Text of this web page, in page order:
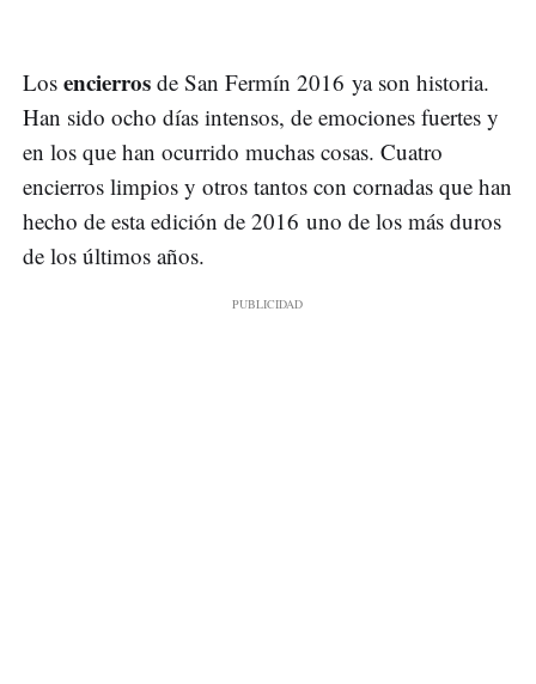
Los encierros de San Fermín 2016 ya son historia.
Han sido ocho días intensos, de emociones fuertes y
en los que han ocurrido muchas cosas. Cuatro
encierros limpios y otros tantos con cornadas que han
hecho de esta edición de 2016 uno de los más duros
de los últimos años.